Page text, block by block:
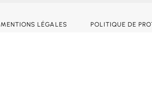
MENTIONS LÉGALES POLITIQUE DE